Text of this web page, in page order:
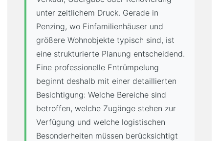
unter zeitlichem Druck. Gerade in
Penzing, wo Einfamilienhäuser und
größere Wohnobjekte typisch sind, ist
eine strukturierte Planung entscheidend.
Eine professionelle Entrümpelung
beginnt deshalb mit einer detaillierten
Besichtigung: Welche Bereiche sind
betroffen, welche Zugänge stehen zur
Verfügung und welche logistischen
Besonderheiten müssen berücksichtigt